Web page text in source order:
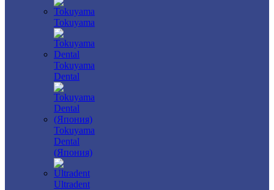
Tokuyama
Tokuyama
Dental
Tokuyama
Dental
(Япония)
Ultradent